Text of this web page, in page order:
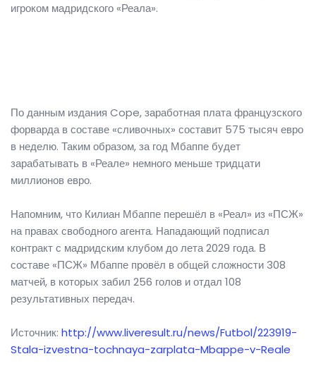
игроком мадридского «Реала».
По данным издания Cope, заработная плата французского
форварда в составе «сливочных» составит 575 тысяч евро
в неделю. Таким образом, за год Мбаппе будет
зарабатывать в «Реале» немного меньше тридцати
миллионов евро.
Напомним, что Килиан Мбаппе перешёл в «Реал» из «ПСЖ»
на правах свободного агента. Нападающий подписал
контракт с мадридским клубом до лета 2029 года. В
составе «ПСЖ» Мбаппе провёл в общей сложности 308
матчей, в которых забил 256 голов и отдал 108
результативных передач.
Источник: http://www.liveresult.ru/news/Futbol/223919-
Stala-izvestna-tochnaya-zarplata-Mbappe-v-Reale